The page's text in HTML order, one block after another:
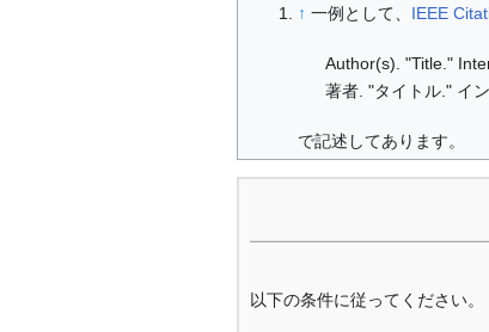
↑ 一例として、 IEEE
Author(s). "Title."
著者. "タイトル." イ
で記述してあります。
以下の条件に従ってください。